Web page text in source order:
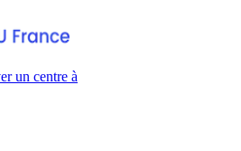
un centre à